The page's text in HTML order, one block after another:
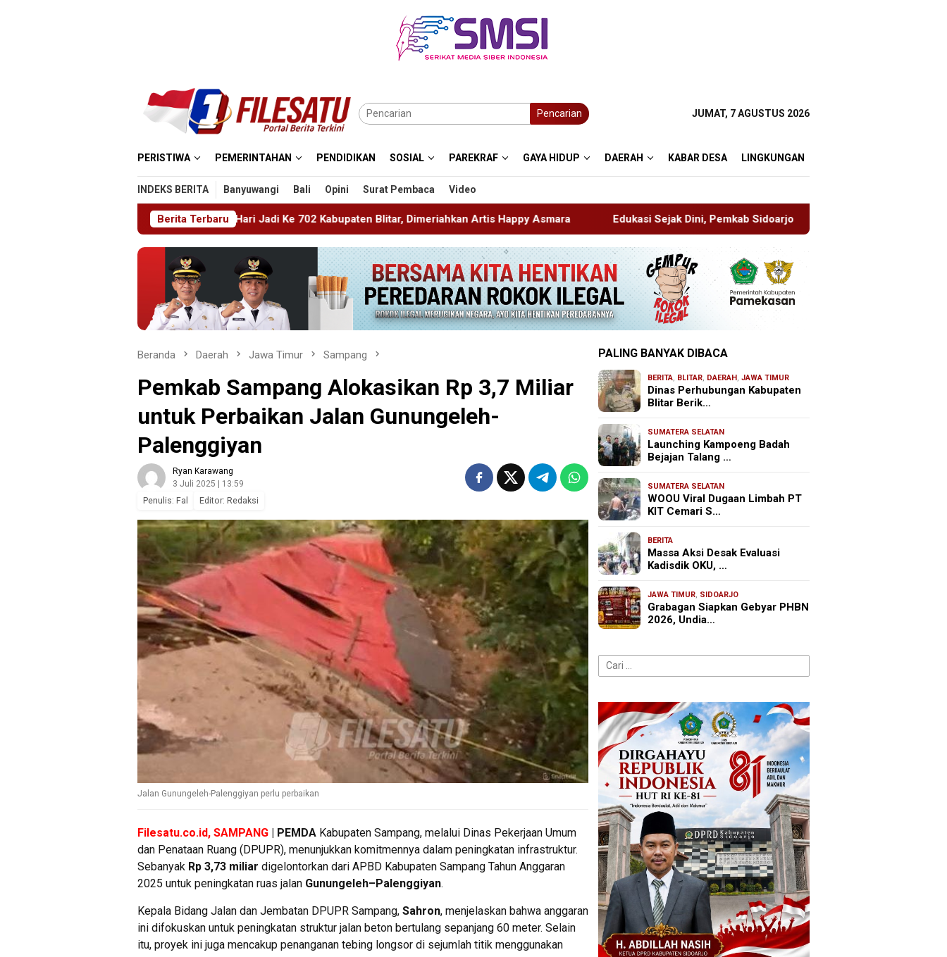
Pencarian JUMAT, 7 AGUSTUS 2026
PERISTIWA PEMERINTAHAN PENDIDIKAN SOSIAL PAREKRAF GAYA HIDUP DAERAH KABAR DESA LINGKUNGAN
INDEKS BERITA Banyuwangi Bali Opini Surat Pembaca Video
Berita Terbaru
RI Ke 81 Dan Hari Jadi Ke 702 Kabupaten Blitar, Dimeriahkan Artis Happy Asmara Edukasi Sejak Dini, Pemkab Sidoarjo Perkuat Pencegahan HIV di Kalangan Remaja
Beranda Daerah Jawa Timur Sampang
Pemkab Sampang Alokasikan Rp 3,7 Miliar
untuk Perbaikan Jalan Gunungeleh-
Palenggiyan
Ryan Karawang
3 Juli 2025 | 13:59
Penulis: Fal Editor: Redaksi
Jalan Gunungeleh-Palenggiyan perlu perbaikan
Filesatu.co.id, SAMPANG | PEMDA Kabupaten Sampang, melalui Dinas Pekerjaan Umum
dan Penataan Ruang (DPUPR), menunjukkan komitmennya dalam peningkatan infrastruktur.
Sebanyak Rp 3,73 miliar digelontorkan dari APBD Kabupaten Sampang Tahun Anggaran
2025 untuk peningkatan ruas jalan Gunungeleh–Palenggiyan.
Kepala Bidang Jalan dan Jembatan DPUPR Sampang, Sahron, menjelaskan bahwa anggaran
ini difokuskan untuk peningkatan struktur jalan beton bertulang sepanjang 60 meter. Selain
itu, proyek ini juga mencakup penanganan tebing longsor di sejumlah titik menggunakan
PALING BANYAK DIBACA
BERITA, BLITAR, DAERAH ,JAWA TIMUR
Dinas Perhubungan Kabupaten
Blitar Berik…
SUMATERA SELATAN
Launching Kampoeng Badah
Bejajan Talang …
SUMATERA SELATAN
WOOU Viral Dugaan Limbah PT
KIT Cemari S…
BERITA
Massa Aksi Desak Evaluasi
Kadisdik OKU, …
JAWA TIMUR, SIDOARJO
Grabagan Siapkan Gebyar PHBN
2026, Undia…
Cari
untuk: